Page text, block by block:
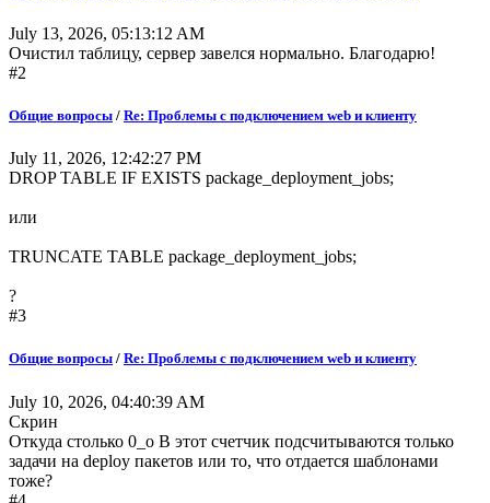
July 13, 2026, 05:13:12 AM
Очистил таблицу, сервер завелся нормально. Благодарю!
#2
Общие вопросы / Re: Проблемы с подключением web и клиенту
July 11, 2026, 12:42:27 PM
DROP TABLE IF EXISTS package_deployment_jobs;
или
TRUNCATE TABLE package_deployment_jobs;
?
#3
Общие вопросы / Re: Проблемы с подключением web и клиенту
July 10, 2026, 04:40:39 AM
Скрин
Откуда столько 0_о В этот счетчик подсчитываются только
задачи на deploy пакетов или то, что отдается шаблонами
тоже?